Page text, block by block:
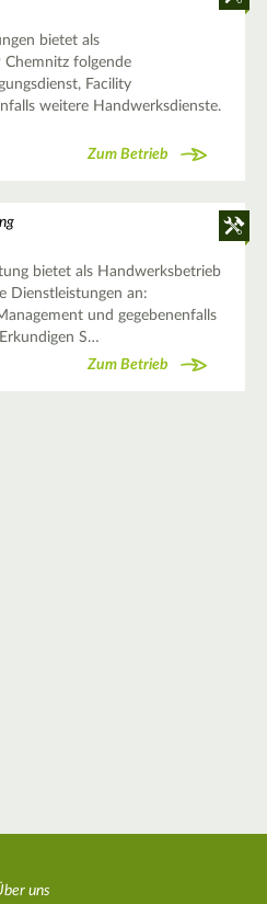
bietet als
folgende
Facility
weitere Handwerksdienste.
Zum Betrieb
bietet als Handwerksbetrieb
Dienstleistungen an:
und gegebenenfalls
S…
Zum Betrieb
uns